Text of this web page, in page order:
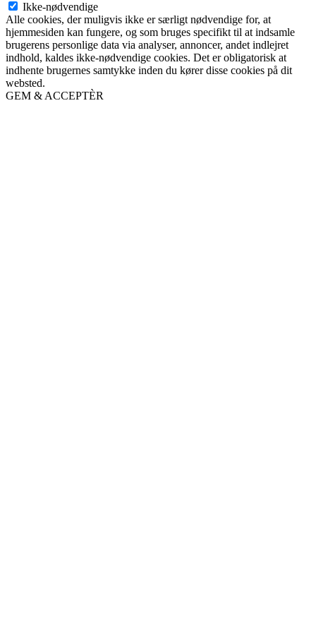
Ikke-nødvendige
Alle cookies, der muligvis ikke er særligt nødvendige for, at
hjemmesiden kan fungere, og som bruges specifikt til at indsamle
brugerens personlige data via analyser, annoncer, andet indlejret
indhold, kaldes ikke-nødvendige cookies. Det er obligatorisk at
indhente brugernes samtykke inden du kører disse cookies på dit
websted.
GEM & ACCEPTÈR